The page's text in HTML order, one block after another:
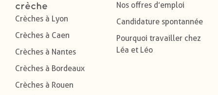
crèche
Crèches à Lyon
Crèches à Caen
Crèches à Nantes
Crèches à Bordeaux
Crèches à Rouen
Nos offres d’emploi
Candidature spontannée
Pourquoi travailler chez
Léa et Léo